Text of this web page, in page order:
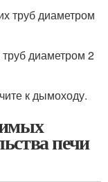
труб диаметром
диаметром 2
к дымоходу.
печи